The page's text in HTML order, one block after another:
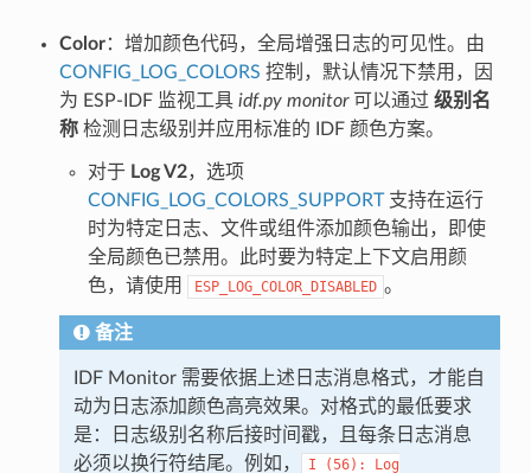
Color：增加颜色代码，全局增强日志的可见性。由
CONFIG_LOG_COLORS 控制，默认情况下禁用，因
为 ESP-IDF 监视工具 idf.py monitor可以通过 级别名
称检测日志级别并应用标准的 IDF 颜色方案。
对于 Log V2，选项
CONFIG_LOG_COLORS_SUPPORT支持在运行
时为特定日志、文件或组件添加颜色输出，即使
全局颜色已禁用。此时要为特定上下文启用颜
色，请使用
ESP_LOG_COLOR_DISABLED 。
备注
IDF Monitor 需要依据上述日志消息格式，才能自
动为日志添加颜色高亮效果。对格式的最低要求
是：日志级别名称后接时间戳，且每条日志消息
必须以换行符结尾。例如，
I (56): Log